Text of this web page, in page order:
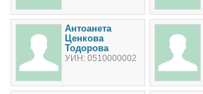
Антоанета
Ценкова
Тодорова
УИН: 0510000002